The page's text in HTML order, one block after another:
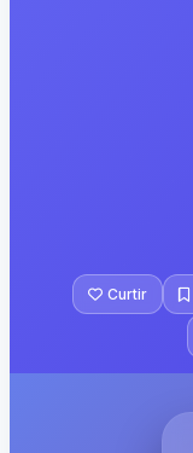
Curtir